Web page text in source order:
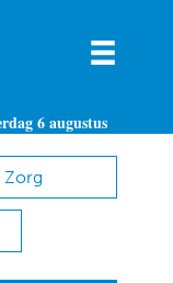
6 augustus
Zorg